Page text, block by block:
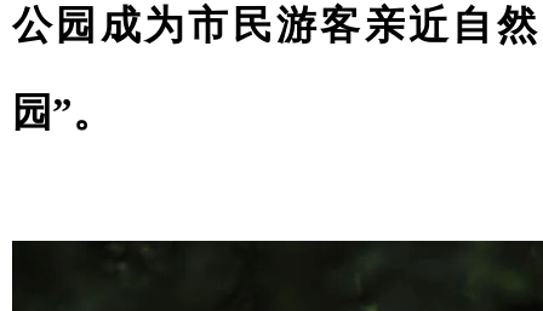
公园成为市民游客亲近自
园”。